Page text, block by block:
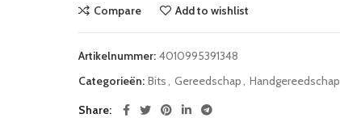
Compare Add to wishlist
Artikelnummer: 4010995391348
Categorieën: Bits, Gereedschap, Handgereedschap
Share